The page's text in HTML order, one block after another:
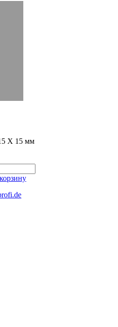
Х 15 мм